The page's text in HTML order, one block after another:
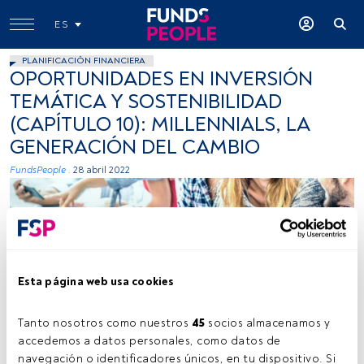
Esta página web usa cookies
Tanto nosotros como nuestros 45 socios almacenamos y
accedemos a datos personales, como datos de
navegación o identificadores únicos, en tu dispositivo. Si
ES
PLANIFICACIÓN FINANCIERA
OPORTUNIDADES EN INVERSIÓN
TEMÁTICA Y SOSTENIBILIDAD
(CAPÍTULO 10): MILLENNIALS, LA
GENERACIÓN DEL CAMBIO
FundsPeople . 28 abril 2022
Millenial friends group using smartphone with coffee at university
concept with always connected trendy millennials - Filter image